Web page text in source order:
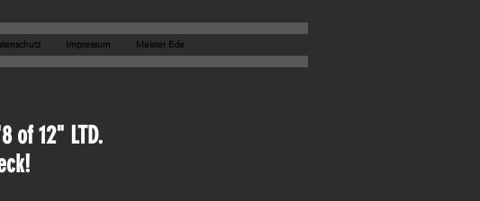
Impressum Meister Ede
of 12" LTD.